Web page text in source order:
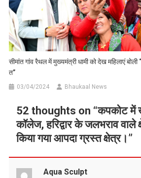
सीमांत गांव रैथल में मुख्यमंत्री धामी को देख महिलाएं बोली
त”
03/04/2024 Bhaukaal News
52 thoughts on “कपकोट में
कॉलेज, हरिद्वार के जलभराव वाले
किया गया आपदा ग्रस्त क्षेत्र। ”
Aqua Sculpt